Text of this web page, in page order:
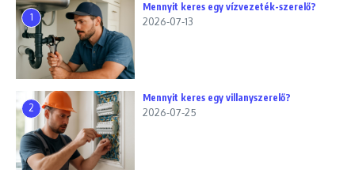
1
Mennyit keres egy vízvezeték-szerelő?
2026-07-13
2
Mennyit keres egy villanyszerelő?
2026-07-25